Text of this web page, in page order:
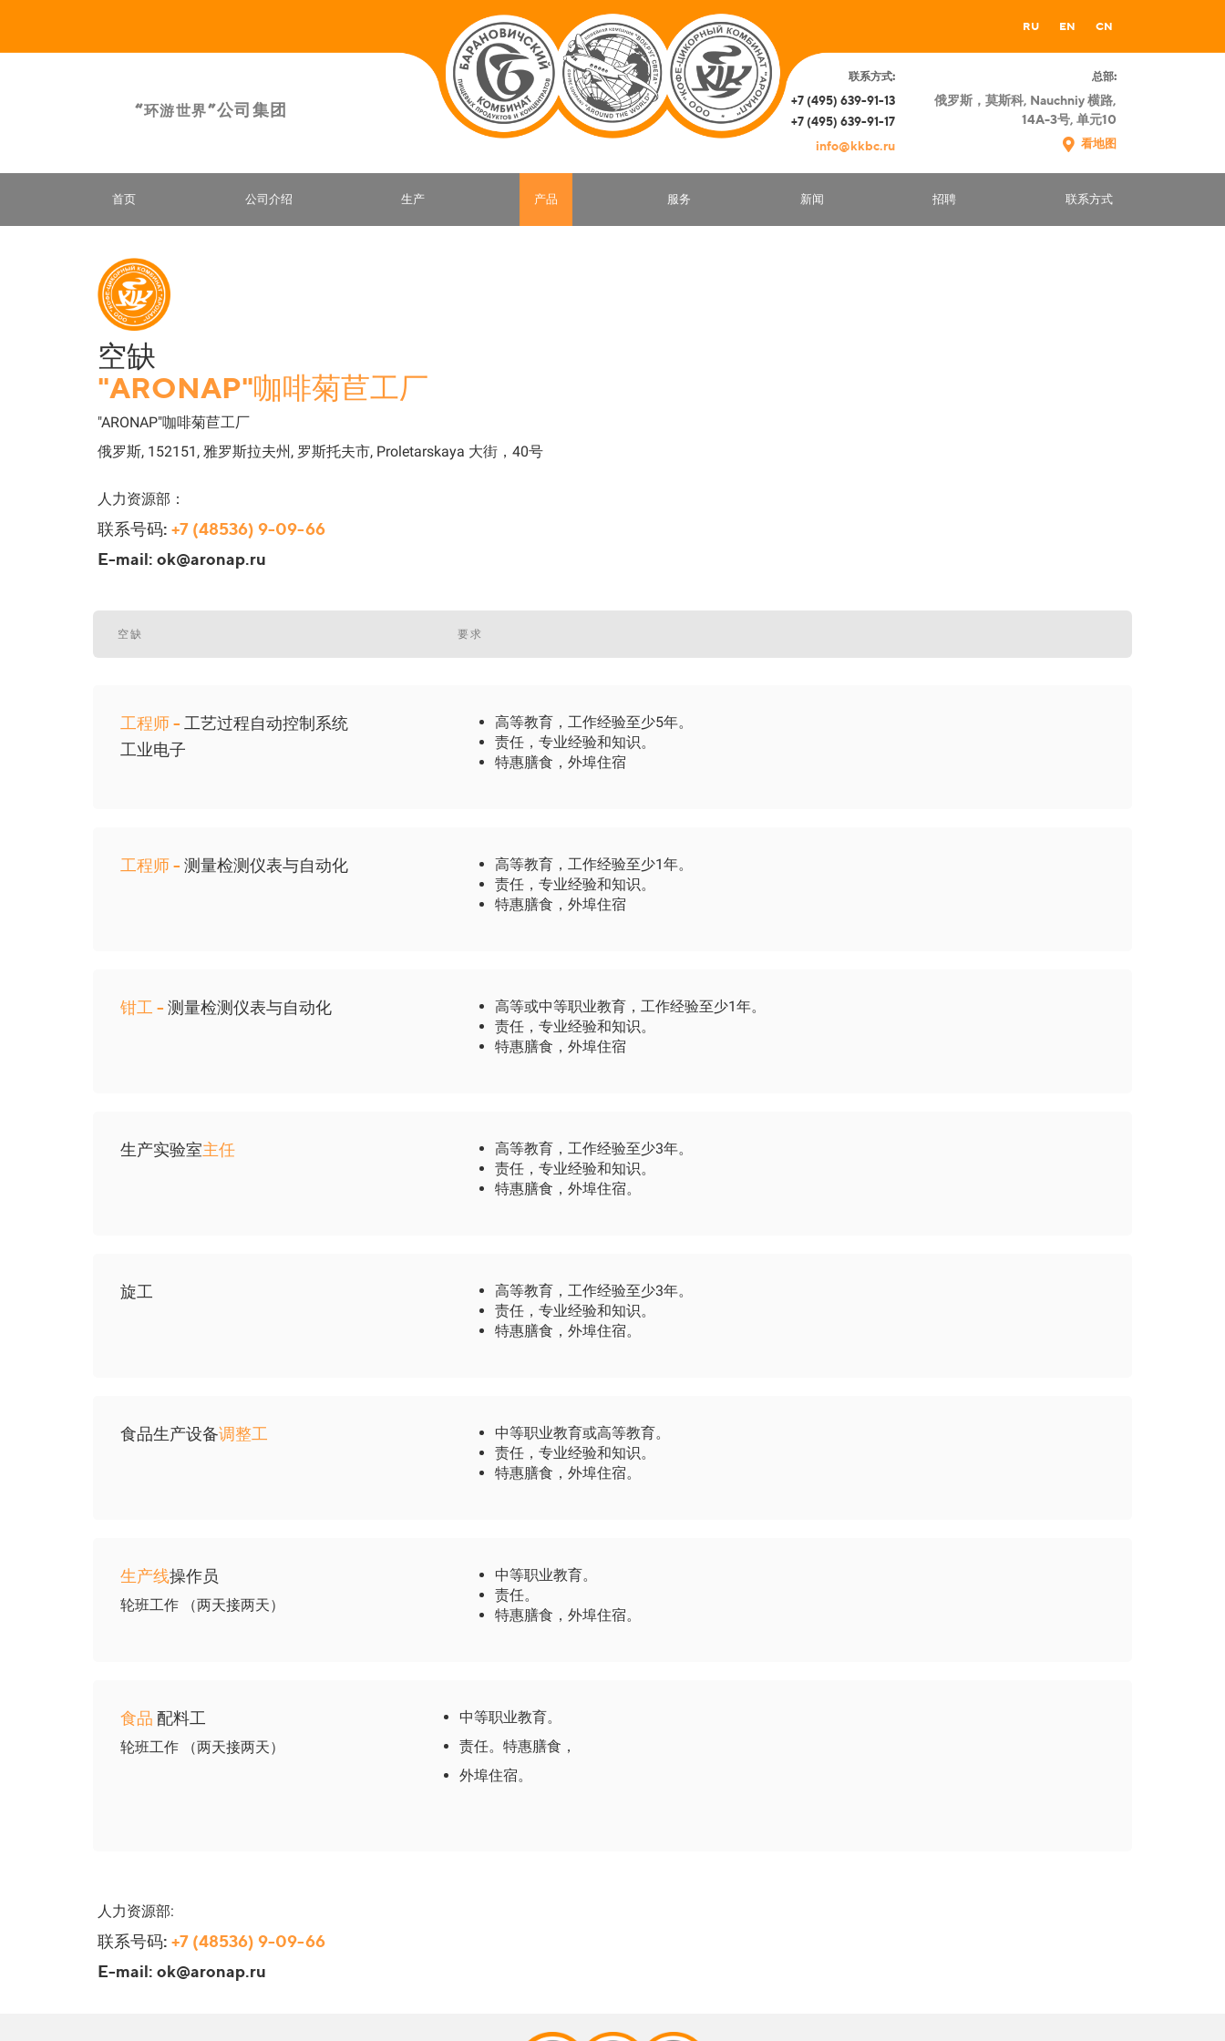
RU EN CN
“环游世界”公司集团
联系方式:
+7 (495) 639-91-13
+7 (495) 639-91-17
info@kkbc.ru
总部:
俄罗斯，莫斯科, Nauchniy横路,
14А-3号, 单元10
看地图
首页 公司介绍 生产 产品 服务 新闻 招聘 联系方式
空缺
"АRONAP"咖啡菊苣工厂
"АRONAP"咖啡菊苣工厂
俄罗斯, 152151, 雅罗斯拉夫州, 罗斯托夫市, Proletarskaya 大街，40号
人力资源部：
联系号码: +7 (48536) 9-09-66
E-mail: ok@aronap.ru
空缺 要求
工程师 - 工艺过程自动控制系统
工业电子
高等教育，工作经验至少5年。
责任，专业经验和知识。
特惠膳食，外埠住宿
工程师 - 测量检测仪表与自动化
高等教育，工作经验至少1年。
责任，专业经验和知识。
特惠膳食，外埠住宿
钳工 - 测量检测仪表与自动化
高等或中等职业教育，工作经验至少1年。
责任，专业经验和知识。
特惠膳食，外埠住宿
生产实验室主任
高等教育，工作经验至少3年。
责任，专业经验和知识。
特惠膳食，外埠住宿。
旋工
高等教育，工作经验至少3年。
责任，专业经验和知识。
特惠膳食，外埠住宿。
食品生产设备调整工
中等职业教育或高等教育。
责任，专业经验和知识。
特惠膳食，外埠住宿。
生产线操作员
轮班工作 （两天接两天）
中等职业教育。
责任。
特惠膳食，外埠住宿。
食品 配料工
轮班工作 （两天接两天）
中等职业教育。
责任。特惠膳食，
外埠住宿。
人力资源部:
联系号码: +7 (48536) 9-09-66
E-mail: ok@aronap.ru